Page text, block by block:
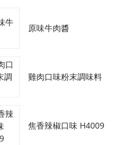
原味牛肉醬
雞肉口味粉末調味料
焦香辣椒口味 H4009